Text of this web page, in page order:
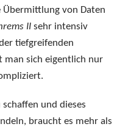
von Daten
II sehr intensiv
tiefgreifenden
man sich eigentlich nur
und dieses
braucht es mehr als